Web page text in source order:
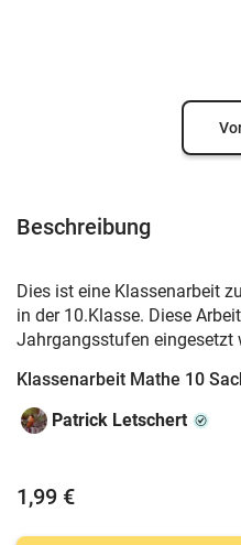
Beschreibung
Dies ist eine Klassenarbeit
in der 10.Klasse. Diese
Jahrgangsstufen eingesetzt
Klassenarbeit Mathe 10
Patrick Letschert
1,99 €